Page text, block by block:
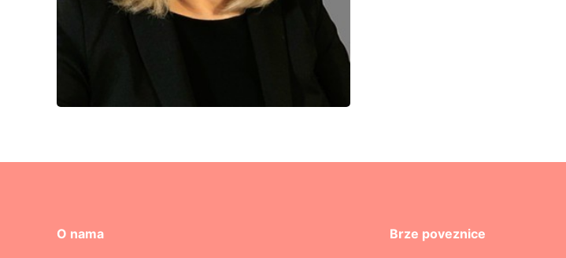
O nama Brze poveznice